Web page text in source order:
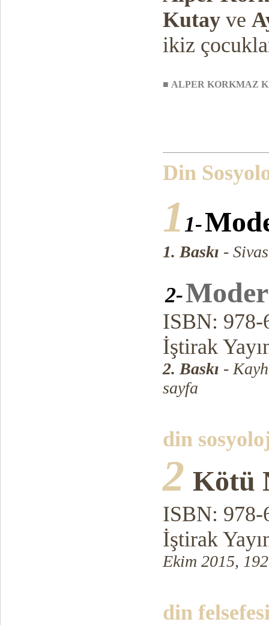
Kutay ve
ikiz
■ ALPER KORKMAZ
Din
1 1-
1. Baskı -
2-
ISBN: 978-
İştirak
2. Baskı -
sayfa
din
2 Kötü
ISBN: 978-
İştirak
Ekim 2015,
din